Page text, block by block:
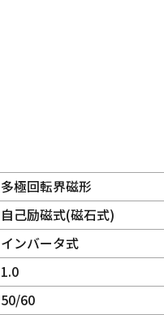
多極回転界磁形
自己励磁式(磁石式)
インバータ式
1.0
50/60